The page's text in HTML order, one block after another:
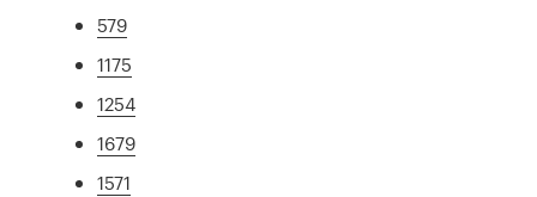
579
1175
1254
1679
1571